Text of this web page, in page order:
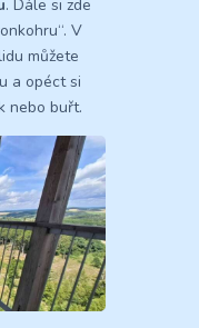
. Dále si zde
V
můžete
a opéct si
nebo buřt.